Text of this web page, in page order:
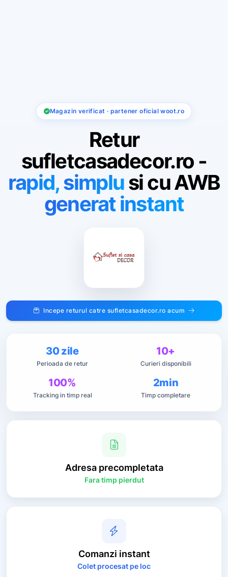
Magazin verificat · partener oficial woot.ro
Retur
sufletcasadecor.ro -
rapid,simplusi cu AWB
generat instant
Incepe returul catre sufletcasadecor.ro acum
30 zile
Perioada de retur
10+
Curieri disponibili
100%
Tracking in timp real
2min
Timp completare
Adresaprecompletata
Fara timp pierdut
Comanzi instant
Colet procesat pe loc